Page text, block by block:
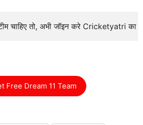
चाहिए तो, अभी जॉइन करे Cricketyatri
Free Dream 11 Team